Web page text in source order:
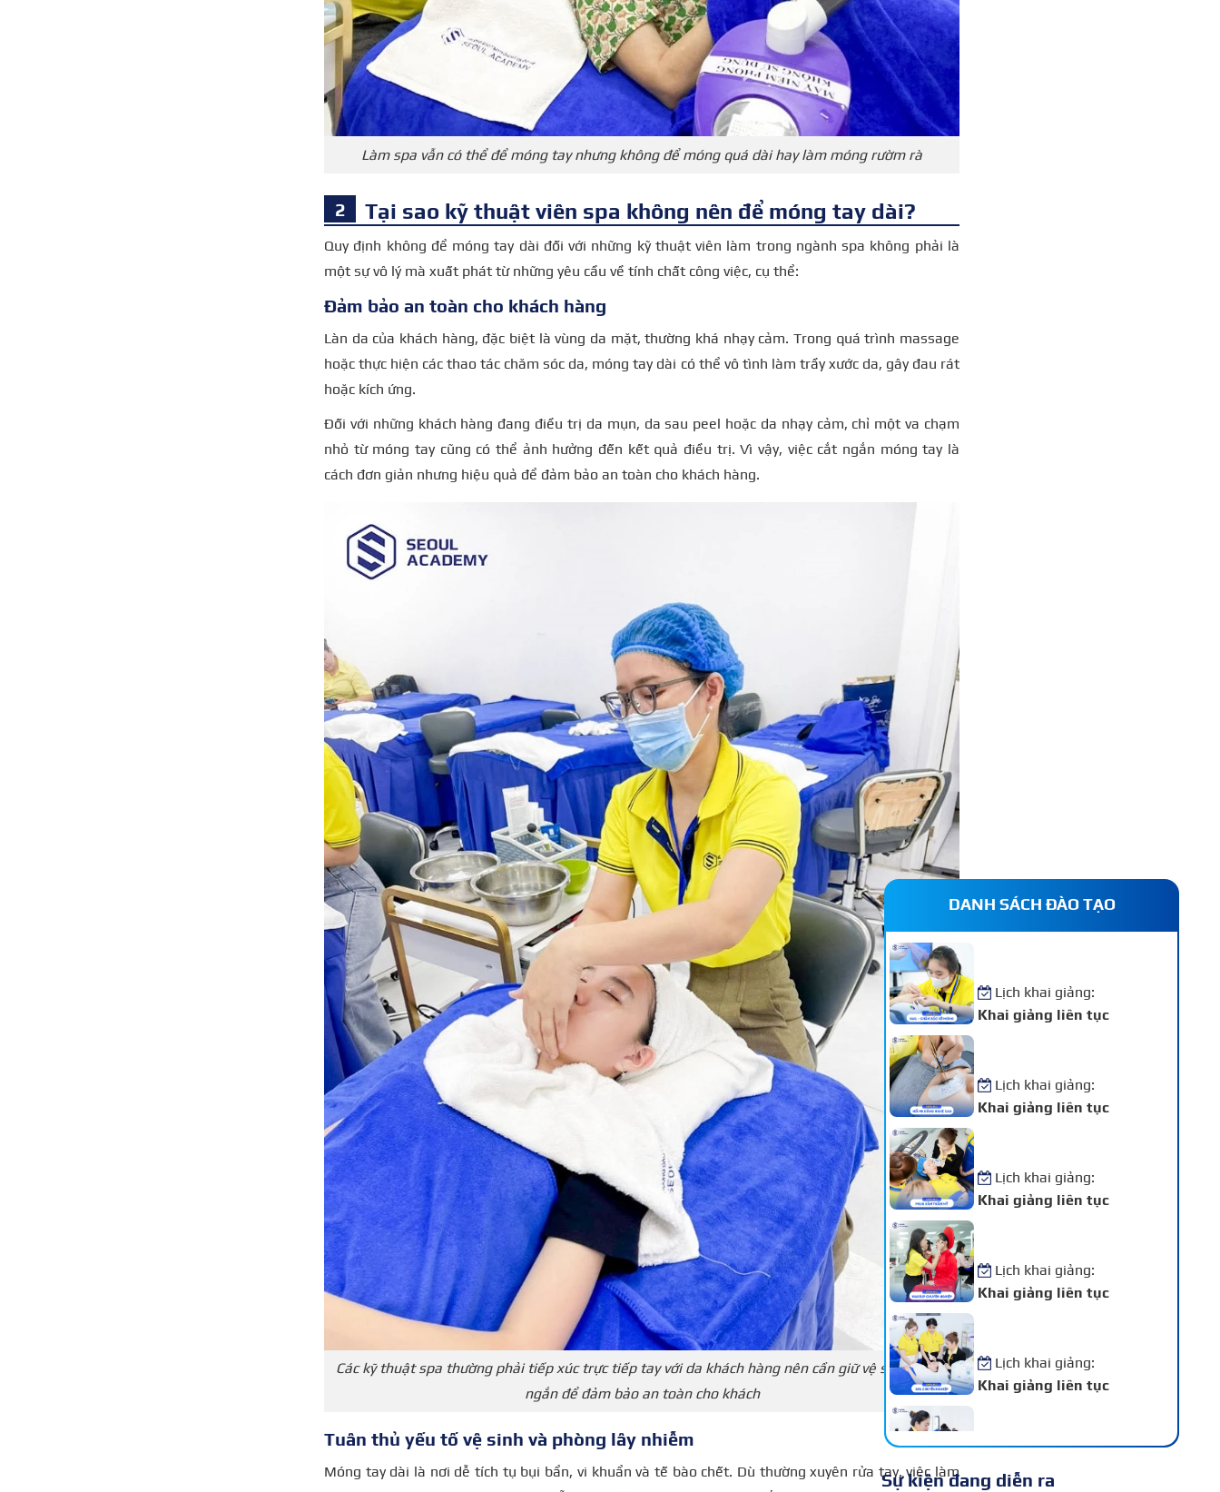
Làm spa vẫn có thể để móng tay nhưng không để móng quá dài hay làm móng rườm rà
Tại sao kỹ thuật viên spa không nên để móng tay dài?
Quy định không để móng tay dài đối với những kỹ thuật viên làm trong ngành spa không phải là
một sự vô lý mà xuất phát từ những yêu cầu về tính chất công việc, cụ thể:
Đảm bảo an toàn cho khách hàng
Làn da của khách hàng, đặc biệt là vùng da mặt, thường khá nhạy cảm. Trong quá trình massage
hoặc thực hiện các thao tác chăm sóc da, móng tay dài có thể vô tình làm trầy xước da, gây đau rát
hoặc kích ứng.
Đối với những khách hàng đang điều trị da mụn, da sau peel hoặc da nhạy cảm, chỉ một va chạm
nhỏ từ móng tay cũng có thể ảnh hưởng đến kết quả điều trị. Vì vậy, việc cắt ngắn móng tay là
cách đơn giản nhưng hiệu quả để đảm bảo an toàn cho khách hàng.
Các kỹ thuật spa thường phải tiếp xúc trực tiếp tay với da khách hàng nên cần giữ vệ sinh và cắt
ngắn để đảm bảo an toàn cho khách
Tuân thủ yếu tố vệ sinh và phòng lây nhiễm
Móng tay dài là nơi dễ tích tụ bụi bẩn, vi khuẩn và tế bào chết. Dù thường xuyên rửa tay, việc làm
DANH SÁCH ĐÀO TẠO
Lịch khai giảng:
Khai giảng liên tục
Lịch khai giảng:
Khai giảng liên tục
Lịch khai giảng:
Khai giảng liên tục
Lịch khai giảng:
Khai giảng liên tục
Lịch khai giảng:
Khai giảng liên tục
Khai giảng liên tục
Sự kiện đang diễn ra